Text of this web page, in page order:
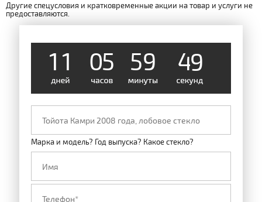
Другие спецусловия и кратковременные акции на товар и услуги не
предоставляются.
1 1 05 59 48
Марка и модель? Год выпуска? Какое стекло?